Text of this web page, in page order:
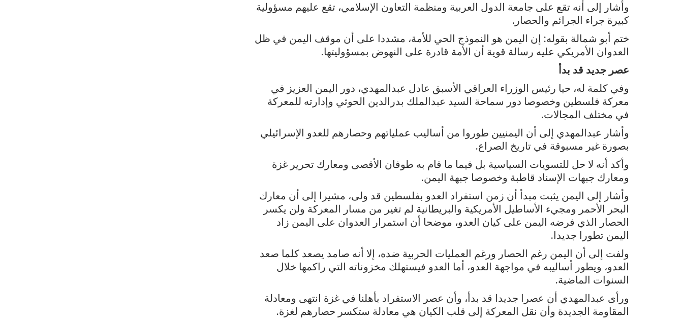
وأشار إلى أنه تقع على جامعة الدول العربية ومنظمة التعاون الإسلامي، تقع عليهم مسؤولية
كبيرة جراء الجرائم والحصار.
ختم أبو شمالة بقوله: إن اليمن هو النموذج الحي للأمة، مشددا على أن موقف اليمن في ظل
العدوان الأمريكي عليه رسالة قوية أن الأمة قادرة على النهوض بمسؤوليتها.
عصر جديد قد بدأ
وفي كلمة له، حيا رئيس الوزراء العراقي الأسبق عادل عبدالمهدي، دور اليمن العزيز في
معركة فلسطين وخصوصا دور سماحة السيد عبدالملك بدرالدين الحوثي وإدارته للمعركة
في مختلف المجالات.
وأشار عبدالمهدي إلى أن اليمنيين طوروا من أساليب عملياتهم وحصارهم للعدو الإسرائيلي
بصورة غير مسبوقة في تاريخ الصراع.
وأكد أنه لا حل للتسويات السياسية بل فيما ما قام به طوفان الأقصى ومعارك تحرير غزة
ومعارك جبهات الإسناد قاطبة وخصوصا جبهة اليمن.
وأشار إلى اليمن يثبت مبدأ أن زمن استفراد العدو بفلسطين قد ولى، مشيرا إلى أن معارك
البحر الأحمر ومجيء الأساطيل الأمريكية والبريطانية لم تغير من مسار المعركة ولن يكسر
الحصار الذي فرضه اليمن على كيان العدو، موضحا أن استمرار العدوان على اليمن زاد
اليمن تطورا جديدا.
ولفت إلى أن اليمن رغم الحصار ورغم العمليات الحربية ضده، إلا أنه صامد يصعد كلما صعد
العدو، ويطور أساليبه في مواجهة العدو، أما العدو فيستهلك مخزوناته التي راكمها خلال
السنوات الماضية.
ورأى عبدالمهدي أن عصرا جديدا قد بدأ، وأن عصر الاستفراد بأهلنا في غزة انتهى ومعادلة
المقاومة الجديدة وأن نقل المعركة إلى قلب الكيان هي معادلة ستكسر حصارهم لغزة.